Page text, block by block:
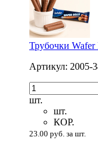
Трубочки Wafer
Артикул: 2005-
шт.
шт.
КОР.
23.00 руб. за шт.